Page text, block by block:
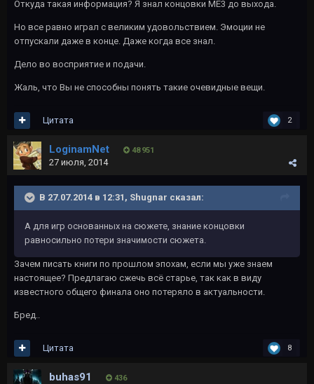
Откуда такая информация? Я знал концовки МЕ3 до выхода.
Но все равно играл с великим удовольствием. Эмоции не
отпускали даже в конце. Даже когда все знал.
Дело во восприятие и подачи.
Жаль, что Вы не способны понять такие очевидные вещи.
2
Цитата
LoginamNet 48 951
27 июля, 2014
В 27.07.2014 в 12:31, Shugnar сказал:
А для игр основанных на сюжете, знание концовки
равносильно потери значимости сюжета.
Зачем писать книги по прошлом эпохам, если мы уже знаем
настоящее? Предлагаю сжечь всё старье, так как в виду
известного общего финала оно потеряло в актуальности.
Бред..
8
Цитата
buhas91 436